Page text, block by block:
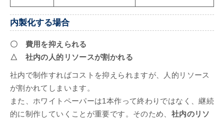
内製化する場合
〇 費用を抑えられる
△ 社内の人的リソースが割かれる
社内で制作すればコストを抑えられますが、人的リソース
が割かれてしまいます。
また、ホワイトペーパーは1本作って終わりではなく、継続
的に制作していくことが重要です。そのため、 社内のリソ